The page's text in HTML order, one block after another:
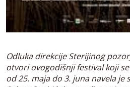
Odluka direkcije Sterijinog
otvori ovogodišnji festival koji
od 25. maja do 3. juna navela je